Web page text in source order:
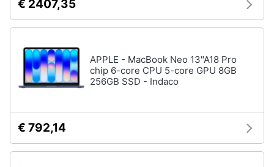
€ 2407,35
APPLE - MacBook Neo 13"A18 Pro
chip 6-core CPU 5-core GPU 8GB
256GB SSD - Indaco
€ 792,14